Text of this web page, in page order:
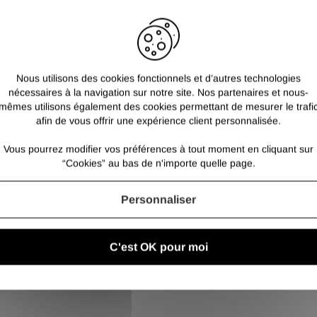
POSSIBLES
De qualité S235,
pour les
Les tubes
des traces
pas étanches.
Nous utilisons des cookies fonctionnels et d’autres technologies
nécessaires à la navigation sur notre site. Nos partenaires et nous-
mêmes utilisons également des cookies permettant de mesurer le
afin de vous offrir une expérience client personnalisée.
Vous pourrez modifier vos préférences à tout moment en cliquant sur
“Cookies” au bas de n'importe quelle page.
C'est OK pour moi
Personnaliser